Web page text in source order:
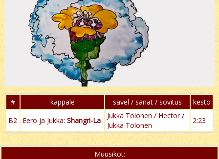
# kappale sävel / sanat / sovitus
kesto
B2
Eero ja Jukka:Shangri-La
Jukka Tolonen / Hector /
Jukka Tolonen
2:23
Muusikot: